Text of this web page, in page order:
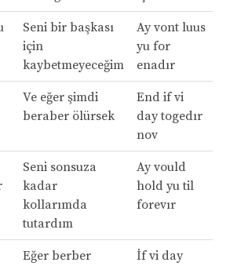
Seni bir başkası
için
kaybetmeyeceğim
Ay vont luus
yu for
enadır
Ve eğer şimdi
beraber ölürsek
End if vi
day togedır
nov
Seni sonsuza
kadar
kollarımda
tutardım
Ay vould
hold yu til
forevır
Eğer berber
İf vi day